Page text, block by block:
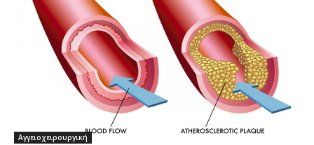
Αγγειοχειρουργική